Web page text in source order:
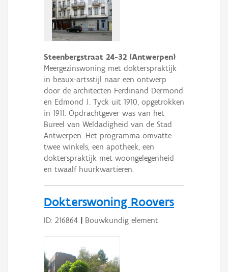
Steenbergstraat 24-32 (Antwerpen)
Meergezinswoning met dokterspraktijk
in beaux-artsstijl naar een ontwerp
door de architecten Ferdinand Dermond
en Edmond J. Tyck uit 1910, opgetrokken
in 1911. Opdrachtgever was van het
Bureel van Weldadigheid van de Stad
Antwerpen. Het programma omvatte
twee winkels, een apotheek, een
dokterspraktijk met woongelegenheid
en twaalf huurkwartieren.
Dokterswoning Roovers
ID: 216864 Bouwkundig element